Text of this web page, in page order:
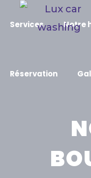
Services Notre
Réservation